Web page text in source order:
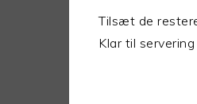
Tilsæt de
Klar til servering